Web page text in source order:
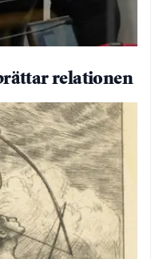
relationen